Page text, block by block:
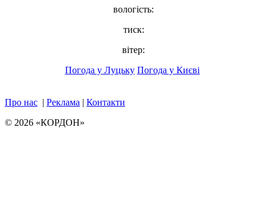
вологість:
тиск:
вітер:
Погода у Луцьку Погода у Києві
Про нас | Реклама | Контакти
© 2026 «КОРДОН»